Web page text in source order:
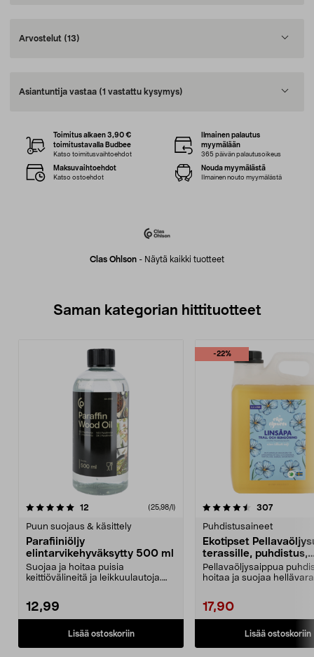
Arvostelut (13)
Asiantuntija vastaa (1 vastattu kysymys)
Clas Ohlson - Näytä kaikki tuotteet
Toimitus alkaen 3,90 €
toimitustavalla Budbee
Katso toimitusvaihtoehdot
Ilmainen palautus
myymälään
365 päivän palautusoikeus
Maksuvaihtoehdot
Katso ostoehdot
Nouda myymälästä
Ilmainen nouto myymälästä
Saman kategorian hittituotteet
12 (25,98/l)
Puun suojaus & käsittely
Parafiiniöljy
elintarvikehyväksytty 500 ml
Suojaa ja hoitaa puisia
keittiövälineitä ja leikkuulautoja.
12,99
Lisää ostoskoriin
-22%
4.5 viidestä
307arvostelut
Puhdistusaineet
Ekotipset
terassille, puhdistus,
ylirasvattu, 2,5 l
Pellavaöljysaippua
hoitaa ja suojaa
17,90
Lisää ostoskoriin
4.5 viidestä